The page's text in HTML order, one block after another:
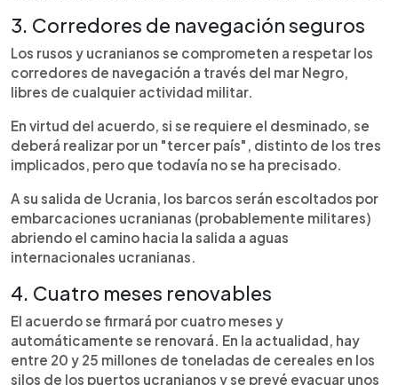
3. Corredores de navegación seguros
Los rusos y ucranianos se comprometen a respetar los
corredores de navegación a través del mar Negro,
libres de cualquier actividad militar.
En virtud del acuerdo, si se requiere el desminado, se
deberá realizar por un "tercer país", distinto de los tres
implicados, pero que todavía no se ha precisado.
A su salida de Ucrania, los barcos serán escoltados por
embarcaciones ucranianas (probablemente militares)
abriendo el camino hacia la salida a aguas
internacionales ucranianas.
4. Cuatro meses renovables
El acuerdo se firmará por cuatro meses y
automáticamente se renovará. En la actualidad, hay
entre 20 y 25 millones de toneladas de cereales en los
silos de los puertos ucranianos y se prevé evacuar unos